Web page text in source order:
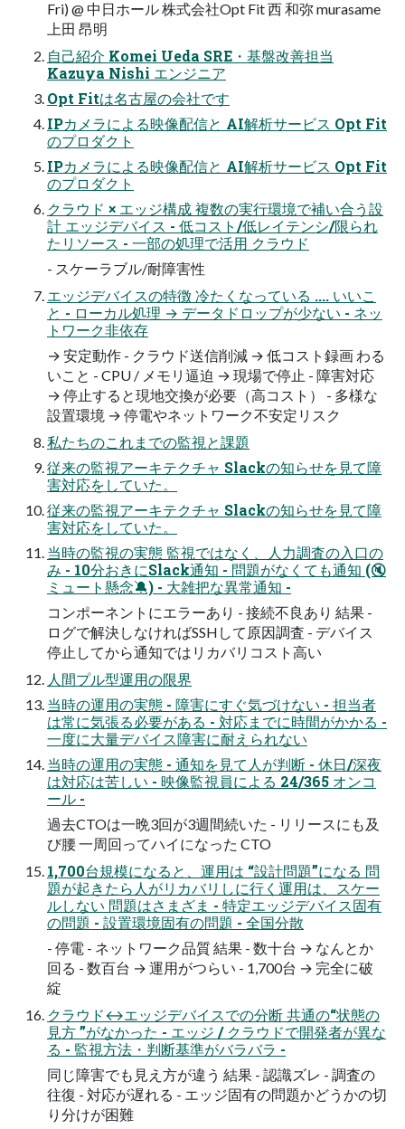
Fri) @ 中日ホール 株式会社Opt Fit 西 和弥 murasame
上田 昂明
自己紹介 Komei Ueda SRE・基盤改善担当
Kazuya Nishi エンジニア
Opt Fitは名古屋の会社です
IPカメラによる映像配信と AI解析サービス Opt Fit
のプロダクト
IPカメラによる映像配信と AI解析サービス Opt Fit
のプロダクト
クラウド × エッジ構成 複数の実行環境で補い合う設
計 エッジデバイス - 低コスト/低レイテンシ/限られ
たリソース - 一部の処理で活用 クラウド
- スケーラブル/耐障害性
エッジデバイスの特徴 冷たくなっている .... いいこ
と - ローカル処理 → データドロップが少ない - ネッ
トワーク非依存
→ 安定動作 - クラウド送信削減 → 低コスト録画 わる
いこと - CPU / メモリ逼迫 → 現場で停止 - 障害対応
→ 停止すると現地交換が必要（高コスト） - 多様な
設置環境 → 停電やネットワーク不安定リスク
私たちのこれまでの監視と課題
従来の監視アーキテクチャ Slackの知らせを見て障
害対応をしていた。
従来の監視アーキテクチャ Slackの知らせを見て障
害対応をしていた。
当時の監視の実態 監視ではなく、人力調査の入口の
み - 10分おきにSlack通知 - 問題がなくても通知 (🔇
ミュート懸念🔕) - 大雑把な異常通知 -
コンポーネントにエラーあり - 接続不良あり 結果 -
ログで解決しなければSSHして原因調査 - デバイス
停止してから通知ではリカバリコスト高い
人間プル型運用の限界
当時の運用の実態 - 障害にすぐ気づけない - 担当者
は常に気張る必要がある - 対応までに時間がかかる -
一度に大量デバイス障害に耐えられない
当時の運用の実態 - 通知を見て人が判断 - 休日/深夜
は対応は苦しい - 映像監視員による 24/365 オンコ
ール -
過去CTOは一晩3回が3週間続いた - リリースにも及
び腰 一周回ってハイになった CTO
1,700台規模になると、運用は “設計問題”になる 問
題が起きたら人がリカバリしに行く運用は、スケー
ルしない 問題はさまざま - 特定エッジデバイス固有
の問題 - 設置環境固有の問題 - 全国分散
- 停電 - ネットワーク品質 結果 - 数十台 → なんとか
回る - 数百台 → 運用がつらい - 1,700台 → 完全に破
綻
クラウド↔エッジデバイスでの分断 共通の“状態の
見方 ”がなかった - エッジ / クラウドで開発者が異な
る - 監視方法・判断基準がバラバラ -
同じ障害でも見え方が違う 結果 - 認識ズレ - 調査の
往復 - 対応が遅れる - エッジ固有の問題かどうかの切
り分けが困難